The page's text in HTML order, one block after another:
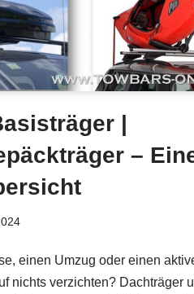
|
–
einen Umzug oder einen
nichts verzichten? Dachträger